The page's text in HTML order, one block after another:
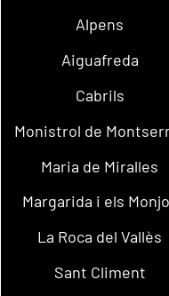
Alpens
Aiguafreda
Cabrils
Monistrol de
Maria de Miralles
Margarida i els
La Roca del Vallès
Sant Climent